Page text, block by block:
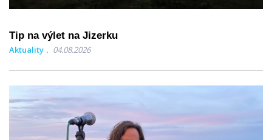
Tip na výlet na Jizerku
Aktuality 04.08.2026